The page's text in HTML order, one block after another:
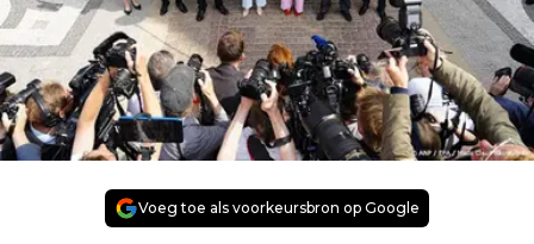
Voeg toe als voorkeursbron op Google